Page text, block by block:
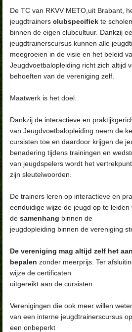
De TC van RKVV METO,uit Brabant,
jeugdtrainers clubspecifiek te
binnen de eigen clubcultuur. Dankzij
jeugdtrainerscursus kunnen alle
meegroeien in de visie en het beleid
Jeugdvoetbalopleiding richt zich altijd
behoeften van de vereniging zelf.
Maatwerk is het doel.
Dankzij de interactieve en
van Jeugdvoetbalopleiding neem de
cursisten toe en daardoor krijgen de
benadering tijdens trainingen en
van jeugdspelers wordt het
zijn sleutelwoorden.
De trainers leren op interactieve en
eenduidige wijze de jeugd op te leiden
de samenhang binnen de
jeugdopleiding binnen de vereniging
De vereniging mag altijd zelf het
bepalen zonder meerprijs. Ter
wijze de certificaten
uitgereikt aan de cursisten.
Verenigingen die ook meer willen
van een interne jeugdtrainerscursus
een onbeperkt